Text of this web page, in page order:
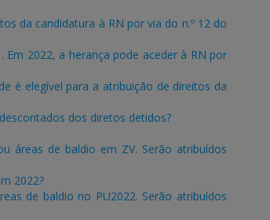
da candidatura à RN por via do n.º 12 do
2022, a herança pode aceder à RN por
é elegível para a atribuição de direitos da
dos diretos detidos?
áreas de baldio em ZV. Serão atribuídos
2022?
de baldio no PU2022. Serão atribuídos